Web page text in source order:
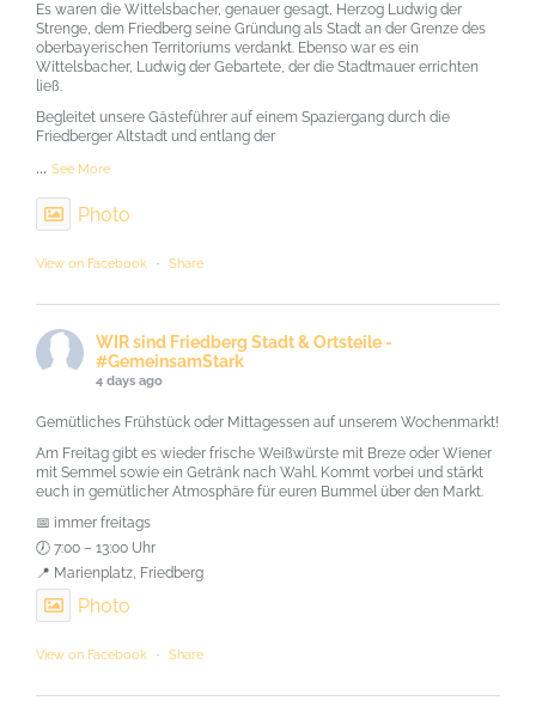
Es waren die Wittelsbacher, genauer gesagt, Herzog Ludwig der
Strenge, dem Friedberg seine Gründung als Stadt an der Grenze des
oberbayerischen Territoriums verdankt. Ebenso war es ein
Wittelsbacher, Ludwig der Gebartete, der die Stadtmauer errichten
ließ.
Begleitet unsere Gästeführer auf einem Spaziergang durch die
Friedberger Altstadt und entlang der
... See More
Photo
View on Facebook · Share
WIR sind Friedberg Stadt & Ortsteile -
#GemeinsamStark
4 days ago
Gemütliches Frühstück oder Mittagessen auf unserem Wochenmarkt!
Am Freitag gibt es wieder frische Weißwürste mit Breze oder Wiener
mit Semmel sowie ein Getränk nach Wahl. Kommt vorbei und stärkt
euch in gemütlicher Atmosphäre für euren Bummel über den Markt.
📅 immer freitags
🕖 7:00 – 13:00 Uhr
📍 Marienplatz, Friedberg
Photo
View on Facebook · Share